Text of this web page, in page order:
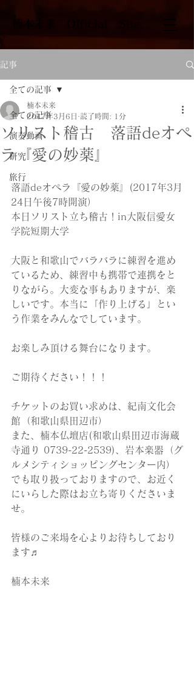
​楠本未来 Official Site
記事
全ての記事
演奏動画
研究
旅行
全ての記事
ソリスト稽古 落語deオペ
ラ『愛の妙薬』
楠本未来
2017年3月6日
読了時間: 1分
落語deオペラ『愛の妙薬』(2017年3月
24日午後7時開演）
本日ソリスト立ち稽古！in大阪信愛女
学院短期大学
大阪と和歌山でバラバラに練習を進め
ているため、練習中も携帯で連携をと
りながら。大変な事もありますが、楽
しいです。本当に「作り上げる」とい
う作業をみんなでしています。
お楽しみ頂ける舞台になります。
ご期待ください！！！
チケットのお買い求めは、紀南文化会
館（和歌山県田辺市）
また、楠本仏壇店(和歌山県田辺市海蔵
寺通り 0739-22-2539)、岩本楽器（グ
ルメシティショッピングセンター内）
でも取り扱っておりますので、お近く
にいらした際はお立ち寄りくださいま
せ。
皆様のご来場を心よりお待ちしており
ます♬
楠本未来